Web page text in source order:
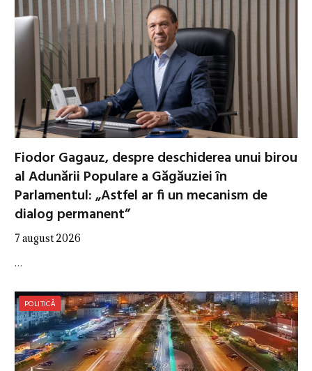
Fiodor Gagauz, despre deschiderea unui birou
al Adunării Populare a Găgăuziei în
Parlamentul: „Astfel ar fi un mecanism de
dialog permanent”
7 august 2026
…
POLITICĂ